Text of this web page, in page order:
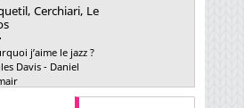
Cerchiari, Le
j’aime le jazz ?
Davis - Daniel